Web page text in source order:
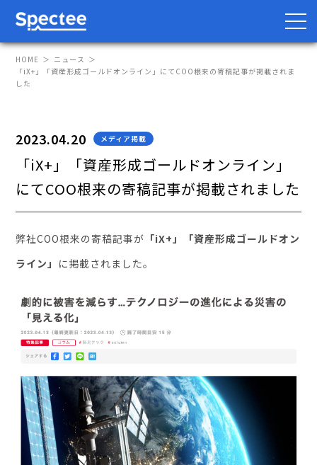
サービス
Spectee Pro
Spectee SCR
スマートリスク管理
レポート
セミナー・イベント
企業情報
ニュース
ミッション
HOME
ニュース
「iX+」「資産形成ゴールドオンライン」にてCOO根来の寄稿記事が掲載されま
した
2023.04.20 メディア掲載
「iX+」「資産形成ゴールドオンライン」
にてCOO根来の寄稿記事が掲載されました
弊社COO根来の寄稿記事が 「iX+」「資産形成ゴールドオン
ライン」 に掲載されました。